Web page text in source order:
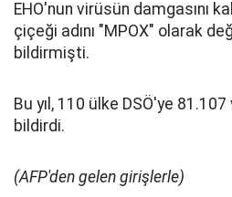
EHO'nun virüsün damgasını
çiçeği adını "MPOX" olarak
bildirmişti.
Bu yıl, 110 ülke DSÖ'ye
bildirdi.
(AFP'den gelen girişlerle)